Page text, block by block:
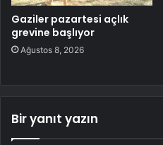
Gaziler pazartesi açlık
grevine başlıyor
Ağustos 8, 2026
Bir yanıt yazın